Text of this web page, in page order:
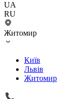
UA
RU
Житомир
Київ
Львів
Житомир